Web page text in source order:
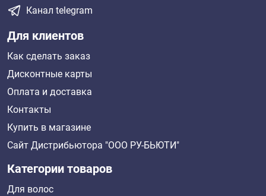
Канал telegram
Для клиентов
Как сделать заказ
Дисконтные карты
Оплата и доставка
Контакты
Купить в магазине
Сайт Дистрибьютора "ООО РУ-БЬЮТИ"
Категории товаров
Для волос